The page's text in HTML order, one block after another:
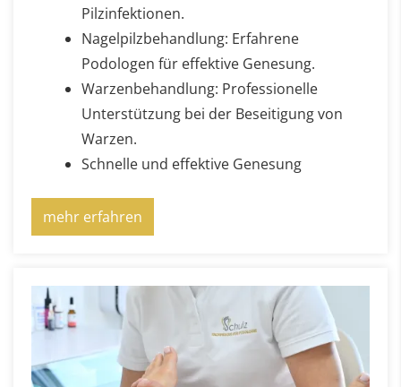
Pilzinfektionen.
Nagelpilzbehandlung: Erfahrene
Podologen für effektive Genesung.
Warzenbehandlung: Professionelle
Unterstützung bei der Beseitigung von
Warzen.
Schnelle und effektive Genesung
mehr erfahren